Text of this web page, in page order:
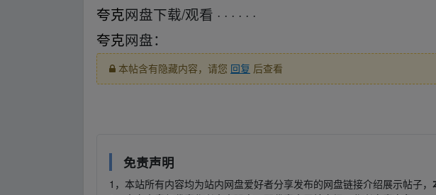
夸克网盘下载/观看 · · · · · ·
夸克网盘：
本帖含有隐藏内容，请您 回复 后查看
免责声明
1，本站所有内容均为站内网盘爱好者分享发布的网盘链接介绍展示帖子，